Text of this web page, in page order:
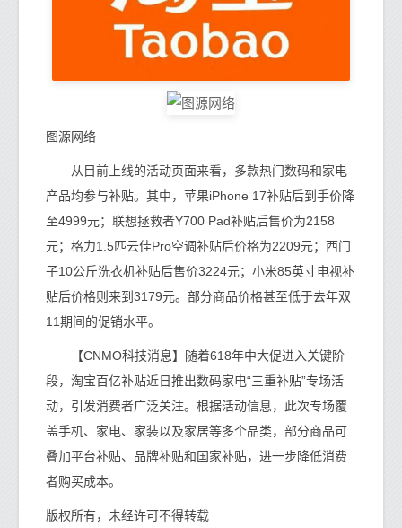
图源网络
从目前上线的活动页面来看，多款热门数码和家电
产品均参与补贴。其中，苹果iPhone 17补贴后到手价降
至4999元；联想拯救者Y700 Pad补贴后售价为2158
元；格力1.5匹云佳Pro空调补贴后价格为2209元；西门
子10公斤洗衣机补贴后售价3224元；小米85英寸电视补
贴后价格则来到3179元。部分商品价格甚至低于去年双
11期间的促销水平。
【CNMO科技消息】随着618年中大促进入关键阶
段，淘宝百亿补贴近日推出数码家电“三重补贴”专场活
动，引发消费者广泛关注。根据活动信息，此次专场覆
盖手机、家电、家装以及家居等多个品类，部分商品可
叠加平台补贴、品牌补贴和国家补贴，进一步降低消费
者购买成本。
版权所有，未经许可不得转载